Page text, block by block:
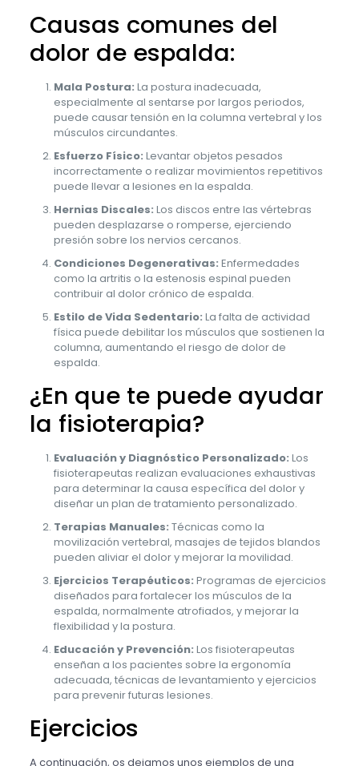
Causas comunes del
dolor de espalda:
Mala Postura: La postura inadecuada,
especialmente al sentarse por largos periodos,
puede causar tensión en la columna vertebral y los
músculos circundantes.
Esfuerzo Físico: Levantar objetos pesados
incorrectamente o realizar movimientos repetitivos
puede llevar a lesiones en la espalda.
Hernias Discales: Los discos entre las vértebras
pueden desplazarse o romperse, ejerciendo
presión sobre los nervios cercanos.
Condiciones Degenerativas: Enfermedades
como la artritis o la estenosis espinal pueden
contribuir al dolor crónico de espalda.
Estilo de Vida Sedentario: La falta de actividad
física puede debilitar los músculos que sostienen la
columna, aumentando el riesgo de dolor de
espalda.
¿En que te puede ayudar
la fisioterapia?
Evaluación y Diagnóstico Personalizado: Los
fisioterapeutas realizan evaluaciones exhaustivas
para determinar la causa específica del dolor y
diseñar un plan de tratamiento personalizado.
Terapias Manuales: Técnicas como la
movilización vertebral, masajes de tejidos blandos
pueden aliviar el dolor y mejorar la movilidad.
Ejercicios Terapéuticos: Programas de ejercicios
diseñados para fortalecer los músculos de la
espalda, normalmente atrofiados, y mejorar la
flexibilidad y la postura.
Educación y Prevención: Los fisioterapeutas
enseñan a los pacientes sobre la ergonomía
adecuada, técnicas de levantamiento y ejercicios
para prevenir futuras lesiones.
Ejercicios
A continuación, os dejamos unos ejemplos de una